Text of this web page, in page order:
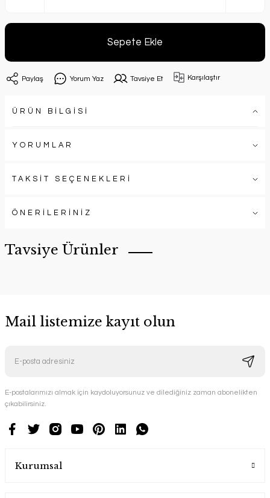
Sepete Ekle
Paylaş Yorum Yaz Tavsiye Et Karşılaştır
ÜRÜN BİLGİSİ
YORUMLAR
TAKSİT SEÇENEKLERİ
ÖNERİLERİNİZ
Tavsiye Ürünler
YENİ ÜRÜN
keyf Garden
29.900,00 TL
Mail listemize kayıt olun
E-postalarımızı almak için kaydoluyorsunuz ve dilediğiniz zaman abonelikten
çıkabilirsiniz.
Kurumsal